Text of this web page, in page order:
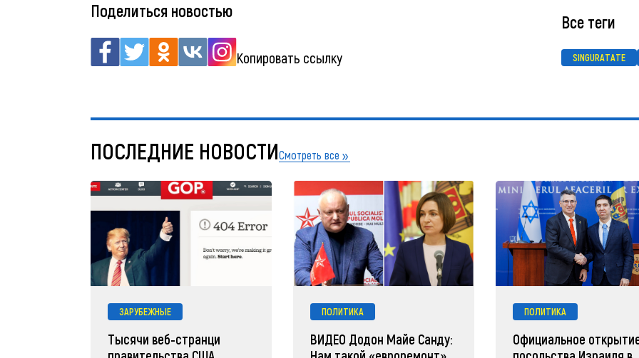
Поделиться новостью
Копировать ссылку
Все теги
SINGURATATE
ПОСЛЕДНИЕ НОВОСТИСмотреть все
ЗАРУБЕЖНЫЕ
Тысячи веб-странци
ПОЛИТИКА
ВИДЕО Додон Майе Санду:
ПОЛИТИКА
Официальное